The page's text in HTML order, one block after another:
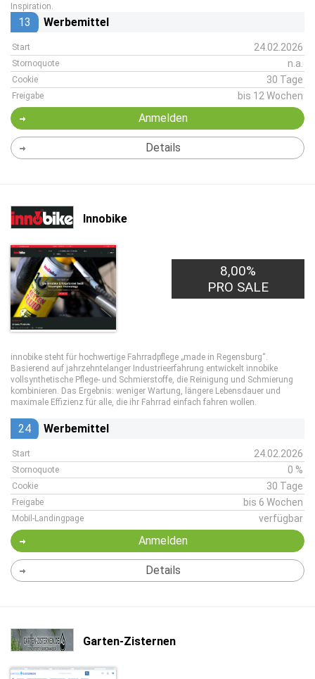
Inspiration.
13 Werbemittel
Start 24.02.2026
Stornoquote n.a.
Cookie 30 Tage
Freigabe bis 12 Wochen
Anmelden
Details
Innobike
8,00%
PRO SALE
innobike steht für hochwertige Fahrradpflege „made in Regensburg“.
Basierend auf jahrzehntelanger Industrieerfahrung entwickelt innobike
vollsynthetische Pflege- und Schmierstoffe, die Reinigung und Schmierung
kombinieren. Das Ergebnis: weniger Wartung, längere Lebensdauer und
maximale Effizienz für alle, die ihr Fahrrad einfach fahren wollen.
24 Werbemittel
Start 24.02.2026
Stornoquote 0 %
Cookie 30 Tage
Freigabe bis 6 Wochen
Mobil-Landingpage verfügbar
Anmelden
Details
Garten-Zisternen